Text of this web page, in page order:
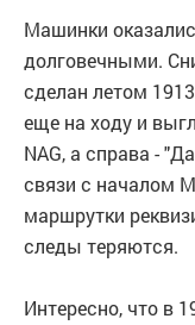
Машинки
долговечными.
сделан летом
еще на ходу и
NAG, а справа -
связи с началом
маршрутки
следы теряются.
Интересно, что в